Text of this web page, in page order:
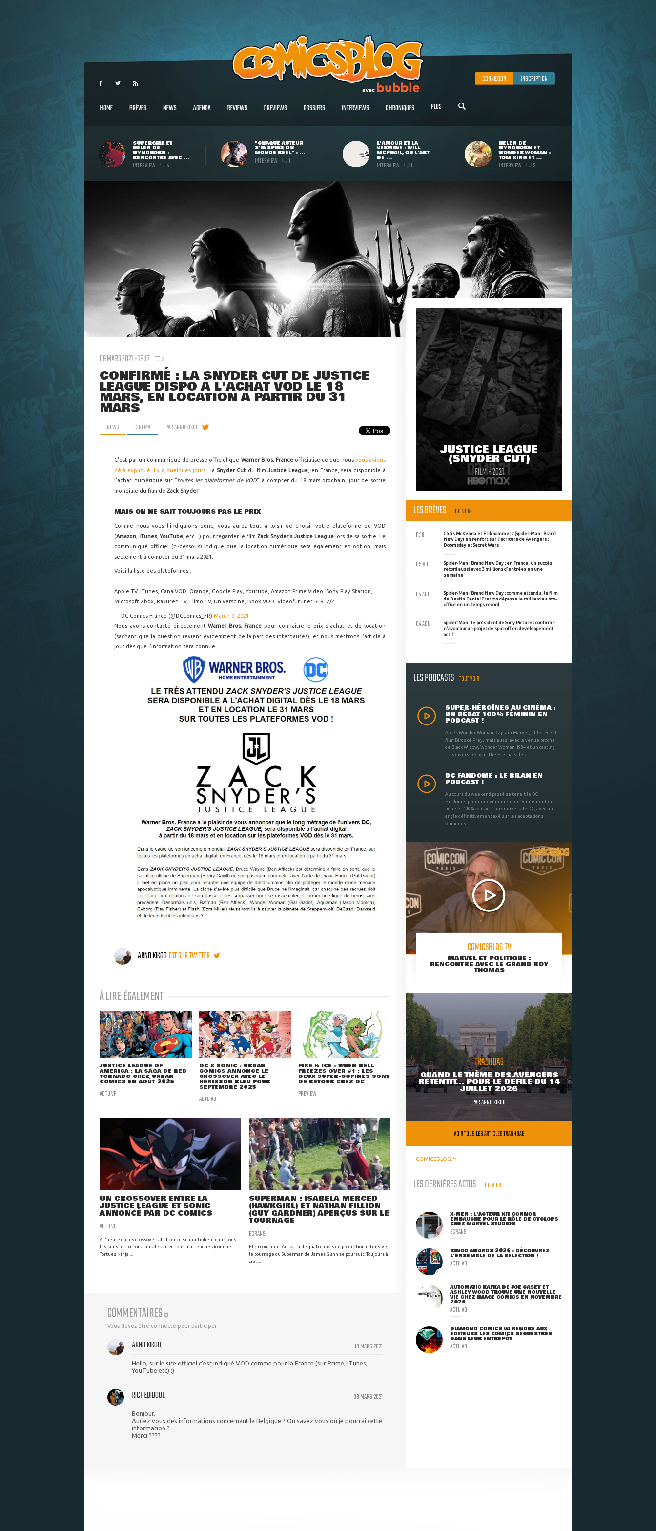
CONNEXION INSCRIPTION
HOME BRÈVES NEWS AGENDA REVIEWS PREVIEWS DOSSIERS INTERVIEWS CHRONIQUES PLUS
SUPERGIRL ET
HELEN DE
WYNDHORN :
RENCONTRE AVEC ...
INTERVIEW 4
"CHAQUE AUTEUR
S'INSPIRE DU
MONDE RÉEL" : ...
INTERVIEW 1
L'AMOUR ET LA
VERMINE : WILL
MCPHAIL, OU L'ART
DE ...
INTERVIEW 1
HELEN DE
WYNDHORN ET
WONDER WOMAN :
TOM KING ET ...
INTERVIEW 3
09 MARS 2021 - 18:17 2
CONFIRMÉ : LA SNYDER CUT DE JUSTICE
LEAGUE DISPO À L'ACHAT VOD LE 18
MARS, EN LOCATION À PARTIR DU 31
MARS
NEWS CINÉMA PARARNO KIKOO
C'est par un communiqué de presse officiel que Warner Bros. France officialise ce que nous vous avions
déjà expliqué il y a quelques jours: la Snyder Cut du filmJustice League , en France, sera disponible à
l'achat numérique sur "toutes les plateformes de VOD" à compter du 18 mars prochain, jour de sortie
mondiale du film de Zack Snyder.
MAIS ON NE SAIT TOUJOURS PAS LE PRIX
Comme nous vous l'indiquions donc, vous aurez tout à loisir de choisir votre plateforme de VOD
(Amazon iTunes, YouTube , etc...) pour regarder le film Zack Snyder's Justice League lors de sa sortie. Le
communiqué officiel (ci-dessous) indique que la location numérique sera également en option, mais
seulement à compter du 31 mars 2021.
Voici la liste des plateformes :
Apple TV, iTunes, CanalVOD, Orange, Google Play, Youtube, Amazon Prime Video, Sony Play Station,
Microsoft Xbox, Rakuten TV, Filmo TV, Universcine, Bbox VOD, Videofutur et SFR. 2/2
— DC Comics France (@DCComics_FR) March 9, 2021
Nous avons contacté directementWarner Bros. Francepour connaître le prix d'achat et de location
(sachant que la question revient évidemment de la part des internautes), et nous mettrons l'article à
jour dès que l'information sera connue.
ARNO KIKOOEST SUR TWITTER
À LIRE ÉGALEMENT
JUSTICE LEAGUE OF
AMERICA : LA SAGA DE RED
TORNADO CHEZ URBAN
COMICS EN AOÛT 2025
ACTU VF
DC X SONIC : URBAN
COMICS ANNONCE LE
CROSSOVER AVEC LE
HÉRISSON BLEU POUR
SEPTEMBRE 2025
ACTU VO
FIRE & ICE : WHEN HELL
FREEZES OVER #1 : LES
DEUX SUPER-COPINES SONT
DE RETOUR CHEZ DC
PREVIEW
UN CROSSOVER ENTRE LA
JUSTICE LEAGUE ET SONIC
ANNONCÉ PAR DC COMICS
ACTU VO
A l'heure où les crossovers de licence se multiplient dans tous
les sens, et parfois dans des directions inattendues (comme
Tortues Ninja ...
SUPERMAN : ISABELA MERCED
(HAWKGIRL) ET NATHAN FILLION
(GUY GARDNER) APERÇUS SUR LE
TOURNAGE
ECRANS
Et ça continue. Au sortir de quatre mois de production intensive,
le tournage du Superman de James Gunn se poursuit. Toujours à
ciel ...
COMMENTAIRES (2)
Vous devez être connecté pour participer
10 MARS 2021
ARNO KIKOO
Hello, sur le site officiel c'est indiqué VOD comme pour la France (sur Prime, iTunes,
YouTube etc) :)
09 MARS 2021
RICHEBIBOUL
Bonjour,
Auriez vous des informations concernant la Belgique ? Ou savez vous où je pourrai cette
information ?
Merci ????
JUSTICE LEAGUE
(SNYDER CUT)
FILM - 2021
LES BRÈVES TOUT VOIR
Chris McKenna et Erik Sommers (Spider-Man : Brand
New Day) en renfort sur l'écriture de Avengers :
Doomsday et Secret Wars
11:19
Spider-Man : Brand New Day : en France, un succès
record aussi avec 3 millions d'entrées en une
semaine
05 AOU
Spider-Man : Brand New Day : comme attendu, le film
de Destin Daniel Cretton dépasse le milliard au box-
office en un temps record
04 AOU
Spider-Man : le président de Sony Pictures confirme
n'avoir aucun projet de spin-off en développement
actif
04 AOU
LES PODCASTS TOUT VOIR
SUPER-HÉROÏNES AU CINÉMA :
UN DÉBAT 100% FÉMININ EN
PODCAST !
Après Wonder Woman, Captain Marvel, et le récent
film Birds of Prey, mais aussi avec la venue proche
de Black Widow, Wonder Woman 1984 et un casting
très diversifié pour The Eternals, les ...
DC FANDOME : LE BILAN EN
PODCAST !
Au cours du weekend passé se tenait le DC
Fandome, premier évènement intégralement en
ligne et 100% consacré aux univers de DC, avec un
angle définitivement axé sur les adaptations
filmiques ...
COMICSBLOG TV
MARVEL ET POLITIQUE :
RENCONTRE AVEC LE GRAND ROY
THOMAS
TRASHBAG
QUAND LE THÈME DES AVENGERS
RETENTIT... POUR LE DÉFILÉ DU 14
JUILLET 2026
PARARNO KIKOO
VOIR TOUS LES ARTICLES TRASHBAG
COMICSBLOG.fr
LES DERNIÈRES ACTUS TOUT VOIR
X-MEN : L'ACTEUR KIT CONNOR
EMBAUCHÉ POUR LE RÔLE DE CYCLOPS
CHEZ MARVEL STUDIOS
ECRANS
RINGO AWARDS 2026 : DÉCOUVREZ
L'ENSEMBLE DE LA SÉLECTION !
ACTU VO
AUTOMATIC KAFKA DE JOE CASEY ET
ASHLEY WOOD TROUVE UNE NOUVELLE
VIE CHEZ IMAGE COMICS EN NOVEMBRE
2026
ACTU VO
DIAMOND COMICS VA RENDRE AUX
ÉDITEURS LES COMICS SÉQUESTRÉS
DANS LEUR ENTREPÔT
ACTU VO